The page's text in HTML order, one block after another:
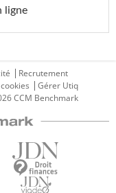
ligne
Recrutement
Gérer Utiq
CCM Benchmark